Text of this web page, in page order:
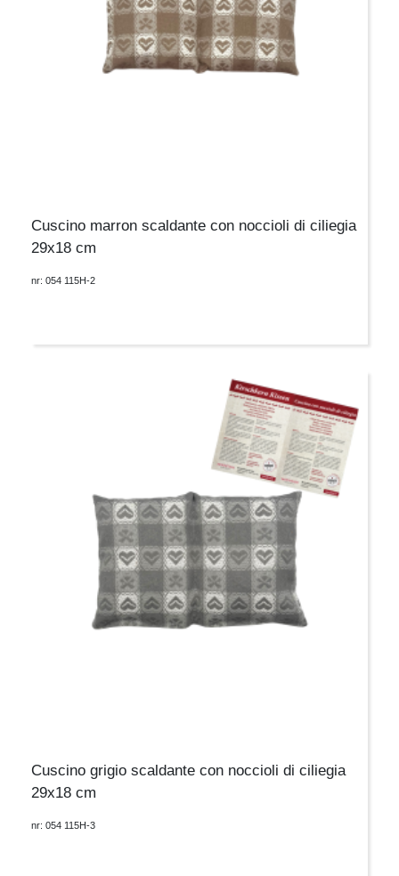
Cuscino marron scaldante con noccioli di ciliegia
29x18 cm
nr: 054 115H-2
Cuscino grigio scaldante con noccioli di ciliegia
29x18 cm
nr: 054 115H-3